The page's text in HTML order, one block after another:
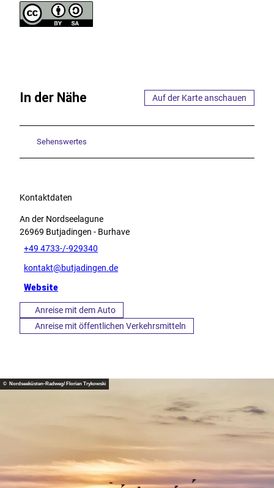
In der Nähe Auf der Karte anschauen
Sehenswertes
Kontaktdaten
An der Nordseelagune
26969 Butjadingen - Burhave
+49 4733-/-929340
kontakt@butjadingen.de
Website
Anreise mit dem Auto
Anreise mit öffentlichen Verkehrsmitteln
© Nordseeküsten-Radweg/ Florian Trykowski